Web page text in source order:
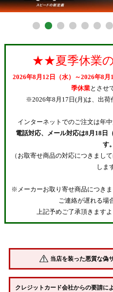
★★夏季休業
2026年8月12日（水）～2026年8月
季休業とさせ
※2026年8月17日(月)は、出荷
インターネットでのご注文は年
電話対応、メール対応は8月18日
す。
（お取寄せ商品の対応につきまし
しま
※メーカーお取り寄せ商品につきま
ご連絡が遅れる場
上記予めご了承頂きます
当店を装った悪質な偽
クレジットカード会社からの要請に
27.0cm
28.5cm
在庫なし商品を表示
お取り寄
商品番号/JANコード
新着順
登録順
価格が安い順